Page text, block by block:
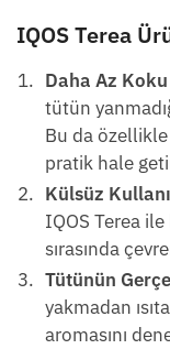
IQOS Terea
Daha Az
tütün
Bu da özellikle
pratik hale
Külsüz
IQOS Terea
sırasında
Tütünün
yakmadan
aromasını